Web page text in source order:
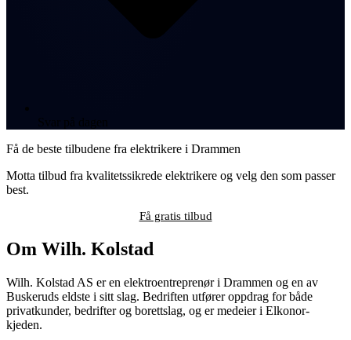
Få de beste tilbudene fra elektrikere i Drammen
Motta tilbud fra kvalitetssikrede elektrikere og velg den som passer
best.
Få gratis tilbud
Om Wilh. Kolstad
Wilh. Kolstad AS er en elektroentreprenør i Drammen og en av
Buskeruds eldste i sitt slag. Bedriften utfører oppdrag for både
privatkunder, bedrifter og borettslag, og er medeier i Elkonor-
kjeden.